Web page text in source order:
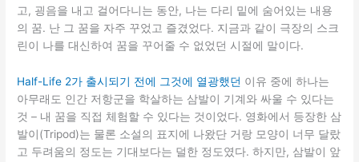
고, 굉음을 내고 걸어다니는 동안, 나는 다리 밑에 숨어있는 내용
의 꿈. 난 그 꿈을 자주 꾸었고 즐겼었다. 지금과 같이 극장의 스크
린이 나를 대신하여 꿈을 꾸어줄 수 없었던 시절에 말이다.
Half-Life 2가 출시되기 전에 그것에 열광했던 이유 중에 하나는
아무래도 인간 저항군을 학살하는 삼발이 기계와 싸울 수 있다는
것 – 내 꿈을 직접 체험할 수 있다는 것이었다. 영화에서 등장한 삼
발이(Tripod)는 물론 소설의 표지에 나왔단 거랑 모양이 너무 달랐
고 두려움의 정도는 기대보다는 덜한 정도였다. 하지만, 삼발이 앞